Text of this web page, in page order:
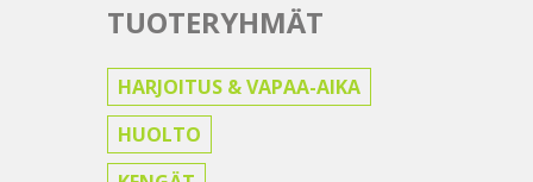
TUOTERYHMÄT
HARJOITUS & VAPAA-AIKA
HUOLTO